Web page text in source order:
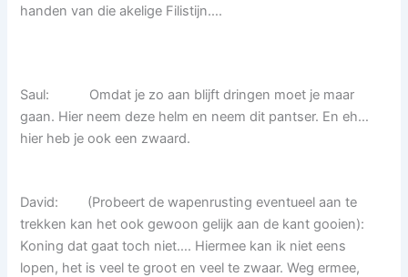
handen van die akelige Filistijn….
Saul: Omdat je zo aan blijft dringen moet je maar
gaan. Hier neem deze helm en neem dit pantser. En eh…
hier heb je ook een zwaard.
David: (Probeert de wapenrusting eventueel aan te
trekken kan het ook gewoon gelijk aan de kant gooien):
Koning dat gaat toch niet…. Hiermee kan ik niet eens
lopen, het is veel te groot en veel te zwaar. Weg ermee,